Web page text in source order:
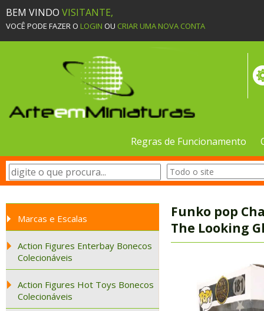
BEM VINDO VISITANTE,
VOCÊ PODE FAZER O LOGIN OU CRIAR UMA NOVA CONTA
Regras de Funcionamento
Marcas e Escalas
Action Figures Enterbay Bonecos
Colecionáveis
Action Figures Hot Toys Bonecos
Colecionáveis
Funko pop
The Looking